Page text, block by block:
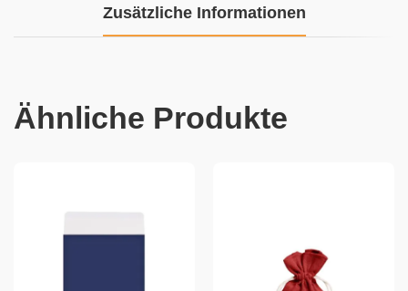
Zusätzliche Informationen
Ähnliche Produkte